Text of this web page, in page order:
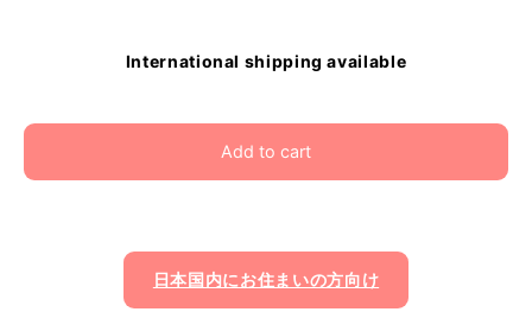
International shipping available
Add to cart
日本国内にお住まいの方向け